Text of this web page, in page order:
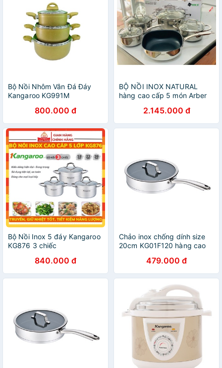
Bộ Nồi Nhôm Vân Đá Đáy
Kangaroo KG991M
800.000 đ
BỘ NỒI INOX NATURAL
hàng cao cấp 5 món Arber
2.145.000 đ
Bộ Nồi Inox 5 đáy Kangaroo
KG876 3 chiếc
840.000 đ
Chảo inox chống dính size
20cm KG01F120 hàng cao
479.000 đ